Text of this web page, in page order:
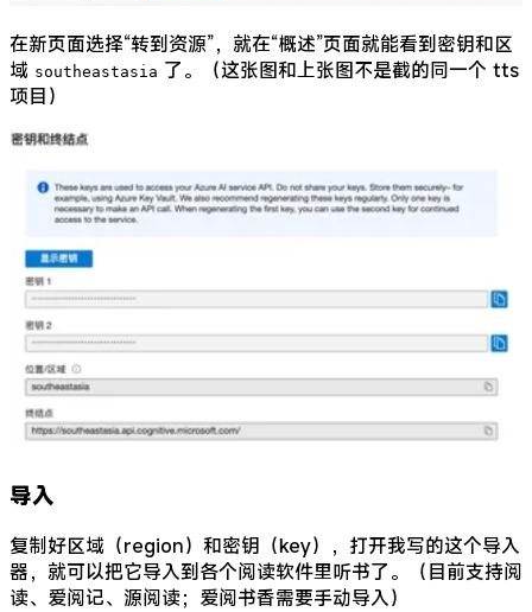
在新页面选择“转到资源”，就在“概述”页面就能看到密钥和区
域 southeastasia 了。（这张图和上张图不是截的同一个 tts
项目）
导入
复制好区域（region）和密钥（key），打开我写的这个导入
器，就可以把它导入到各个阅读软件里听书了。（目前支持阅
读、爱阅记、源阅读；爱阅书香需要手动导入）